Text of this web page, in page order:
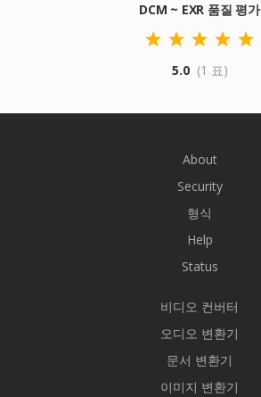
DCM ~ EXR 품질 평가
5.0 (1 표)
About
Security
형식
Help
Status
비디오 컨버터
오디오 변환기
문서 변환기
이미지 변환기